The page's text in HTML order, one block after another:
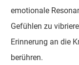
emotionale
Gefühlen zu
Erinnerung an die
berühren.